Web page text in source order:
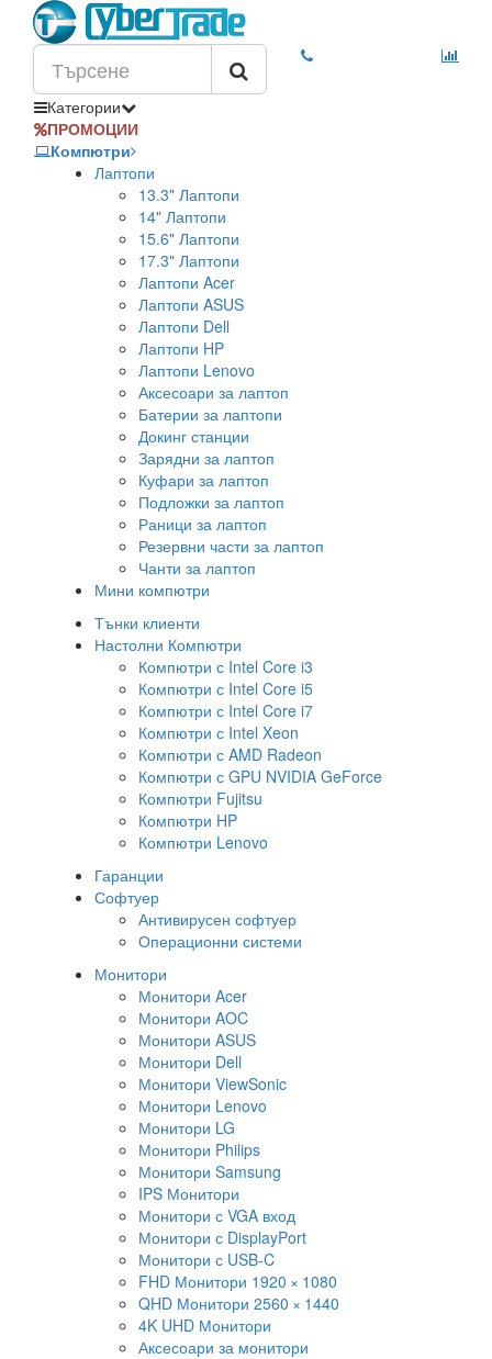
Категории
ПРОМОЦИИ
Компютри
Лаптопи
13.3" Лаптопи
14" Лаптопи
15.6" Лаптопи
17.3" Лаптопи
Лаптопи Acer
Лаптопи ASUS
Лаптопи Dell
Лаптопи HP
Лаптопи Lenovo
Аксесоари за лаптоп
Батерии за лаптопи
Докинг станции
Зарядни за лаптоп
Куфари за лаптоп
Подложки за лаптоп
Раници за лаптоп
Резервни части за лаптоп
Чанти за лаптоп
Мини компютри
Тънки клиенти
Настолни Компютри
Компютри с Intel Core i3
Компютри с Intel Core i5
Компютри с Intel Core i7
Компютри с Intel Xeon
Компютри с AMD Radeon
Компютри с GPU NVIDIA GeForce
Компютри Fujitsu
Компютри HP
Компютри Lenovo
Гаранции
Софтуер
Антивирусен софтуер
Операционни системи
Монитори
Монитори Acer
Монитори AOC
Монитори ASUS
Монитори Dell
Монитори ViewSonic
Монитори Lenovo
Монитори LG
Монитори Philips
Монитори Samsung
IPS Монитори
Монитори с VGA вход
Монитори с DisplayPort
Монитори с USB-C
FHD Монитори 1920 × 1080
QHD Монитори 2560 × 1440
4K UHD Монитори
Аксесоари за монитори